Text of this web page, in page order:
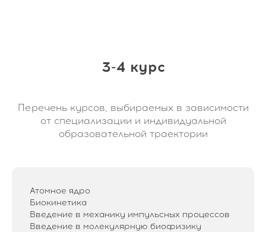
3-4 курс
Перечень курсов, выбираемых в зависимости
от специализации и индивидуальной
образовательной траектории
Атомное ядро
Биокинетика
Введение в механику импульсных процессов
Введение в молекулярную биофизику